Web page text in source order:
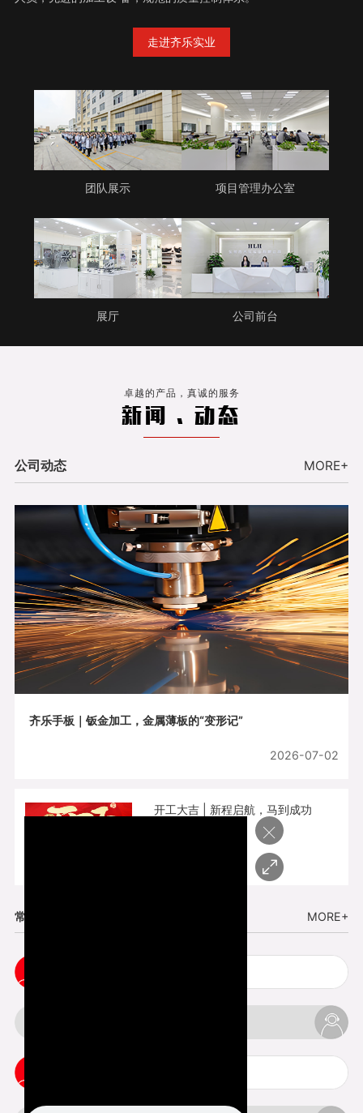
走进齐乐实业
团队展示 项目管理办公室
展厅 公司前台
卓越的产品，真诚的服务
新闻 . 动态
公司动态 MORE+
齐乐手板｜钣金加工，金属薄板的“变形记”
2026-07-02
开工大吉 | 新程启航，马到成功
常见问题 MORE+
×